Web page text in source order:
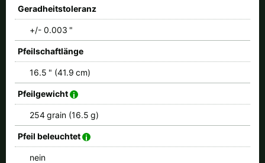
Geradheitstoleranz
+/- 0.003 "
Pfeilschaftlänge
16.5 " (41.9 cm)
Pfeilgewicht
254 grain (16.5 g)
Pfeil beleuchtet
nein